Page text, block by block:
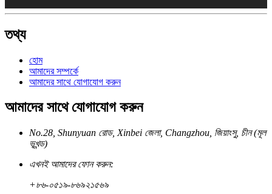
তথ্য
হোম
আমাদের সম্পর্কে
আমাদের সাথে যোগাযোগ করুন
আমাদের সাথে যোগাযোগ করুন
No.28, Shunyuan রোড, Xinbei জেলা, Changzhou, জিয়াংসু, চীন (মূল
ভূখন্ড)
এখনই আমাদের ফোন করুন:
+৮৬-০৫১৯-৮৬৯২১৫৬৯